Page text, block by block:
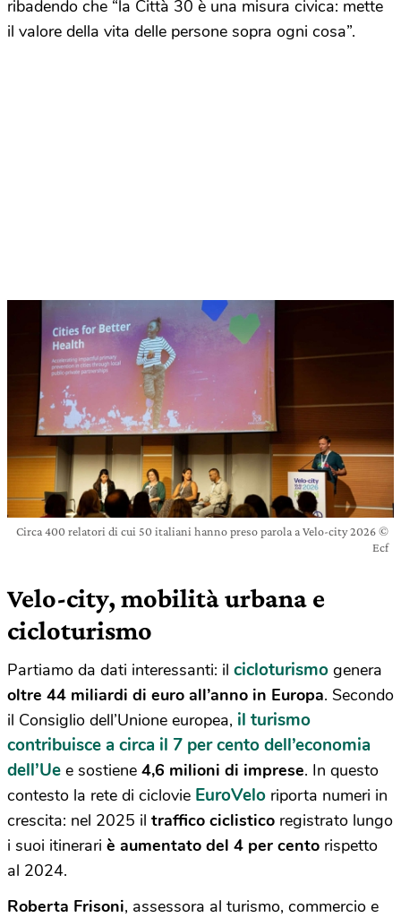
ribadendo che “la Città 30 è una misura civica: mette
il valore della vita delle persone sopra ogni cosa”.
Circa 400 relatori di cui 50 italiani hanno preso parola a Velo-city 2026 ©
Ecf
Velo-city, mobilità urbana e
cicloturismo
Partiamo da dati interessanti: il cicloturismo genera
oltre 44 miliardi di euro all’anno in Europa. Secondo
il Consiglio dell’Unione europea, il turismo
contribuisce a circa il 7 per cento dell’economia
dell’Ue e sostiene 4,6 milioni di imprese. In questo
contesto la rete di ciclovie EuroVelo riporta numeri in
crescita: nel 2025 il traffico ciclistico registrato lungo
i suoi itinerari è aumentato del 4 per cento rispetto
al 2024.
Roberta Frisoni, assessora al turismo, commercio e